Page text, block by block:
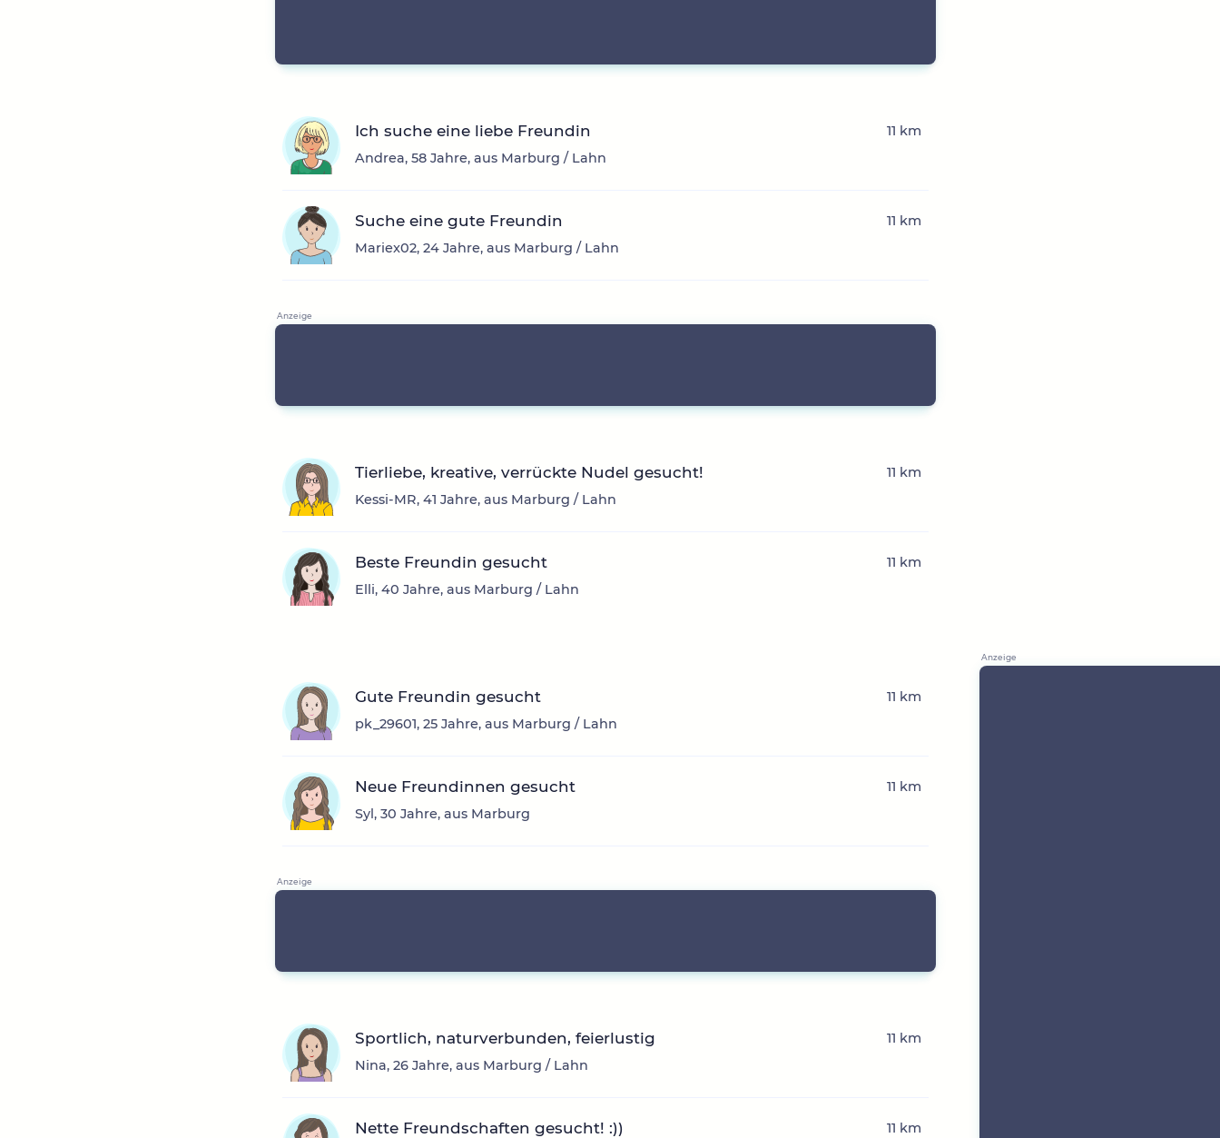
Ich suche eine liebe Freundin
Andrea, 58 Jahre, aus Marburg / Lahn
11 km
Suche eine gute Freundin
Mariex02, 24 Jahre, aus Marburg / Lahn
11 km
Tierliebe, kreative, verrückte Nudel gesucht!
Kessi-MR, 41 Jahre, aus Marburg / Lahn
11 km
Beste Freundin gesucht
Elli, 40 Jahre, aus Marburg / Lahn
11 km
Gute Freundin gesucht
pk_29601, 25 Jahre, aus Marburg / Lahn
11 km
Neue Freundinnen gesucht
Syl, 30 Jahre, aus Marburg
11 km
Sportlich, naturverbunden, feierlustig
Nina, 26 Jahre, aus Marburg / Lahn
11 km
Nette Freundschaften gesucht! :)) 11 km